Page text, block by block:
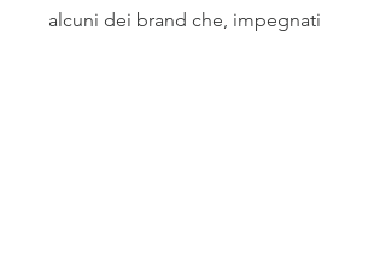
alcuni dei brand che, impegnati